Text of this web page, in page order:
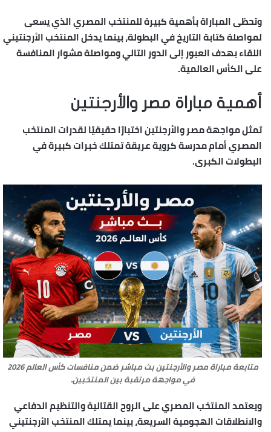
وتحظى المباراة بأهمية كبيرة للمنتخب المصري الذي يسعى
لمواصلة كتابة التاريخ في البطولة، بينما يدخل المنتخب الأرجنتيني
اللقاء بهدف العبور إلى الدور التالي ومواصلة مشوار المنافسة
على الكأس العالمية.
أهمية مباراة مصر والأرجنتين
تمثل مواجهة مصر والأرجنتين اختبارًا حقيقيًا لقدرات المنتخب
المصري أمام مدرسة كروية عريقة تمتلك خبرات كبيرة في
البطولات الكبرى.
متابعة مباراة مصر والأرجنتين بث مباشر ضمن منافسات كأس العالم 2026
في مواجهة مرتقبة بين المنتخبين.
ويعتمد المنتخب المصري على الروح القتالية والتنظيم الدفاعي
والانطلاقات الهجومية السريعة، بينما يمتلك المنتخب الأرجنتيني